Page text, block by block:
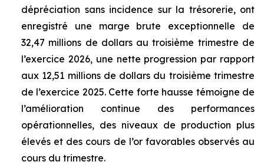
dépréciation sans incidence sur la trésorerie, ont
enregistré une marge brute exceptionnelle de
32,47 millions de dollars au troisième trimestre de
l’exercice 2026, une nette progression par rapport
aux 12,51 millions de dollars du troisième trimestre
de l’exercice 2025. Cette forte hausse témoigne de
l’amélioration continue des performances
opérationnelles, des niveaux de production plus
élevés et des cours de l’or favorables observés au
cours du trimestre.